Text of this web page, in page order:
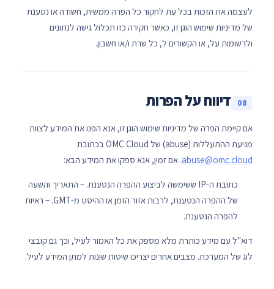
לעצמה את הזכות בכל עת לחקור כל הפרה ממשית, חשודה או נטענת
של מדיניות שימוש הוגן זו, כאשר חקירה כזו תכלול גישה לנתונים
ולרשומות על, או הקשורים ל, כל שרת ו/או חשבון.
08 דיווח על הפרות
אם קיימת הפרה של מדיניות שימוש הוגן זו, אנא הפנו את המידע לצוות
מניעת ההתעללות (abuse) של OMC Cloud בכתובת
abuse@omc.cloud. אם זמין, אנא ספקו את המידע הבא:
כתובת ה-IP ששימשה לביצוע ההפרה הנטענת. – התאריך והשעה
של ההפרה הנטענת, לרבות אזור הזמן או ההיסט מ-GMT. – ראיות
להפרה הנטענת.
דוא"ל עם מידע כותרת מלא מספק את כל האמור לעיל, וכך גם קובצי
לוג של המערכת. מצבים אחרים יצריכו שיטות שונות למתן המידע לעיל.